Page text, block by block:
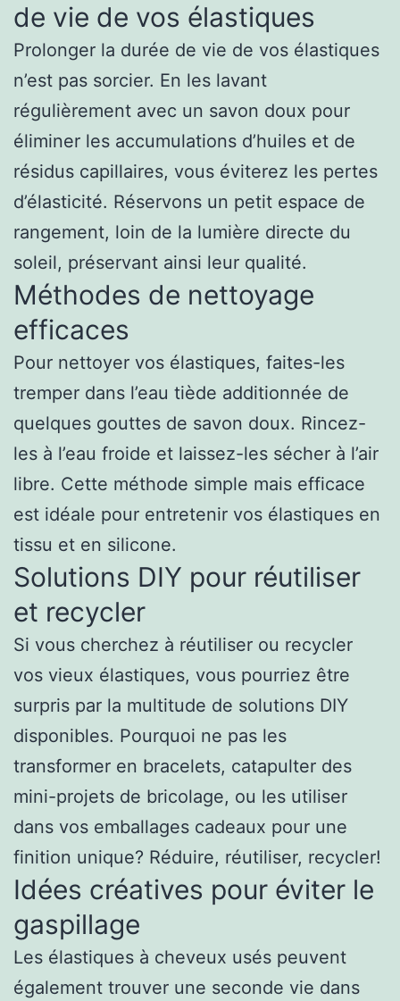
de vie de vos élastiques
Prolonger la durée de vie de vos élastiques
n’est pas sorcier. En les lavant
régulièrement avec un savon doux pour
éliminer les accumulations d’huiles et de
résidus capillaires, vous éviterez les pertes
d’élasticité. Réservons un petit espace de
rangement, loin de la lumière directe du
soleil, préservant ainsi leur qualité.
Méthodes de nettoyage
efficaces
Pour nettoyer vos élastiques, faites-les
tremper dans l’eau tiède additionnée de
quelques gouttes de savon doux. Rincez-
les à l’eau froide et laissez-les sécher à l’air
libre. Cette méthode simple mais efficace
est idéale pour entretenir vos élastiques en
tissu et en silicone.
Solutions DIY pour réutiliser
et recycler
Si vous cherchez à réutiliser ou recycler
vos vieux élastiques, vous pourriez être
surpris par la multitude de solutions DIY
disponibles. Pourquoi ne pas les
transformer en bracelets, catapulter des
mini-projets de bricolage, ou les utiliser
dans vos emballages cadeaux pour une
finition unique? Réduire, réutiliser, recycler!
Idées créatives pour éviter le
gaspillage
Les élastiques à cheveux usés peuvent
également trouver une seconde vie dans